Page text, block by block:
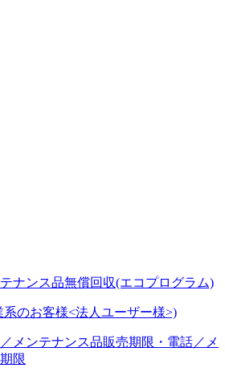
ナンス品無償回収(エコプログラム)
のお客様<法人ユーザー様>)
メンテナンス品販売期限・電話／メ
限